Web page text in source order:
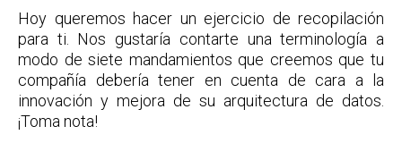
Hoy queremos hacer un ejercicio de recopilación
para ti. Nos gustaría contarte una terminología a
modo de siete mandamientos que creemos que tu
compañía debería tener en cuenta de cara a la
innovación y mejora de su arquitectura de datos.
¡Toma nota!